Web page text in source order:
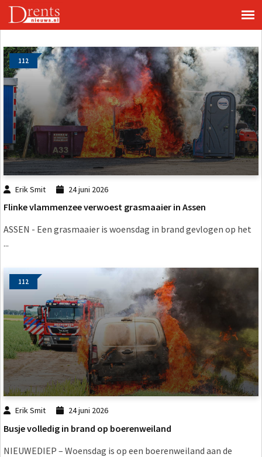
112
Erik Smit 24 juni 2026
Flinke vlammenzee verwoest grasmaaier in Assen
ASSEN - Een grasmaaier is woensdag in brand gevlogen op het
...
112
Erik Smit 24 juni 2026
Busje volledig in brand op boerenweiland
NIEUWEDIEP – Woensdag is op een boerenweiland aan de